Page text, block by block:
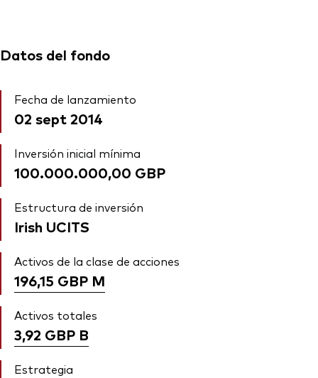
Datos del fondo
Fecha de lanzamiento
02 sept 2014
Inversión inicial mínima
100.000.000,00 GBP
Estructura de inversión
Irish UCITS
Activos de la clase de acciones
196,15 GBP M
Activos totales
3,92 GBP B
Estrategia